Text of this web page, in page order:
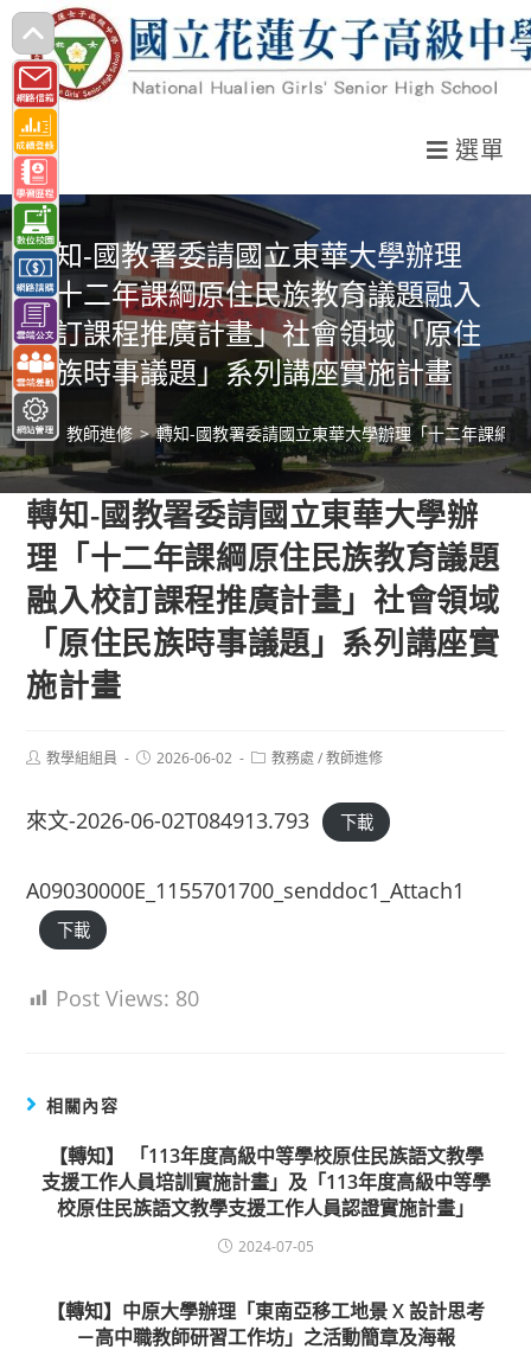
跳
轉
至
主
要
內
容
選單
轉知-國教署委請國立東華大學辦理
「十二年課綱原住民族教育議題融入
校訂課程推廣計畫」社會領域「原住
民族時事議題」系列講座實施計畫
> 教師進修 > 轉知-國教署委請國立東華大學辦理「十二年課綱
轉知-國教署委請國立東華大學辦
理「十二年課綱原住民族教育議題
融入校訂課程推廣計畫」社會領域
「原住民族時事議題」系列講座實
施計畫
Post教學組組員
Post2026-06-02
Post教務處 / 教師進修
來文-2026-06-02T084913.793 下載
A09030000E_1155701700_senddoc1_Attach1
下載
Post Views: 80
相關內容
【轉知】 「113年度高級中等學校原住民族語文教學
支援工作人員培訓實施計畫」及「113年度高級中等學
校原住民族語文教學支援工作人員認證實施計畫」
2024-07-05
【轉知】中原大學辦理「東南亞移工地景 X 設計思考
－高中職教師研習工作坊」之活動簡章及海報